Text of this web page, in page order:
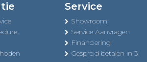
Service
Showroom
Service Aanvragen
Financiering
Gespreid betalen in 3